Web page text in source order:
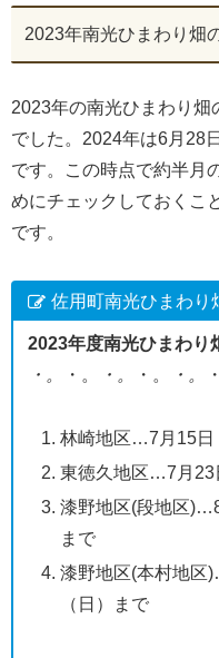
2023年南光ひまわり畑
2023年の南光ひまわり畑
でした。2024年は6月28
です。この時点で約半月
めにチェックしておくこ
です。
佐用町南光ひまわり
2023年度南光ひまわり
・。
・。 ・。 ・。 ・。
林崎地区…7月15日
東徳久地区…7月23
漆野地区(段地区
まで
漆野地区(本村地区
（日）まで